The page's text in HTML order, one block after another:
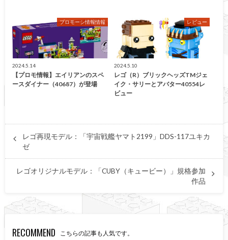
プロモーシ情報情報
2024.5.14
【プロモ情報】エイリアンのスペ
ースダイナー（40687）が登場
レビュー
2024.5.10
レゴ（R）ブリックヘッズTMジェ
イク・サリーとアバター40554レ
ビュー
レゴ再現モデル：「宇宙戦艦ヤマト2199」DDS-117ユキカ
ゼ
レゴオリジナルモデル：「CUBY（キュービー）」規格参加
作品
RECOMMEND こちらの記事も人気です。